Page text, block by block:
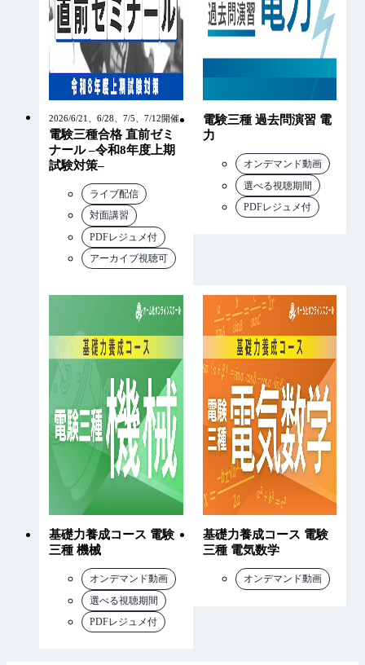
2026/6/21、6/28、7/5、7/12開催
電験三種合格 直前ゼミ
ナール –令和8年度上期
試験対策–
ライブ配信
対面講習
PDFレジュメ付
アーカイブ視聴可
電験三種 過去問演習 電
力
オンデマンド動画
選べる視聴期間
PDFレジュメ付
基礎力養成コース 電験
三種 機械
オンデマンド動画
選べる視聴期間
PDFレジュメ付
基礎力養成コース 電験
三種 電気数学
オンデマンド動画